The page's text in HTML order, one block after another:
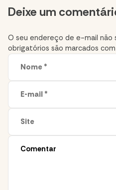
Comment
section
Deixe um
O seu endereço de e-mail não
obrigatórios são marcados com